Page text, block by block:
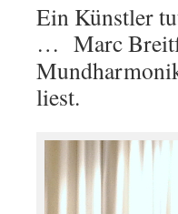
Ein Künstler
… Marc
liest.